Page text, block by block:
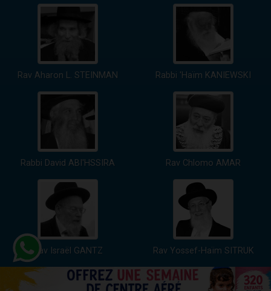
Rav Aharon L. STEINMAN Rabbi 'Haïm KANIEWSKI
Rabbi David ABI'HSSIRA Rav Chlomo AMAR
Rav Israël GANTZ Rav Yossef-Haïm SITRUK